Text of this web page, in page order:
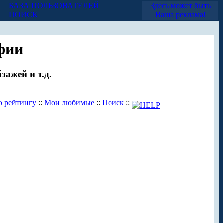
БАЗА ПОЛЬЗОВАТЕЛЕЙ
ПОИСК
Здесь может быть
Ваша реклама!
и т.д.
рейтингу:: Мои любимые:: Поиск::